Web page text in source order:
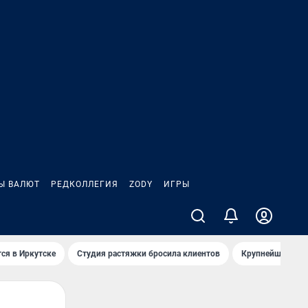
ВАЛЮТ РЕДКОЛЛЕГИЯ ZODY ИГРЫ
в Иркутске Студия растяжки бросила клиентов Крупнейшие